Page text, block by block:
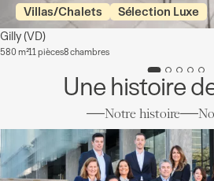
Villas/Chalets
Sélection Luxe
Gilly(VD)
580 m²11 pièces8 chambres
Une histoire
Notre histoire